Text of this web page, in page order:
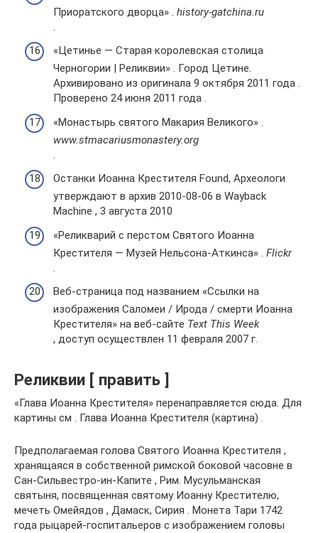
Приоратского дворца» . history-gatchina.ru
.
«Цетинье — Старая королевская столица
Черногории | Реликвии» . Город Цетине.
Архивировано из оригинала 9 октября 2011 года .
Проверено 24 июня 2011 года .
«Монастырь святого Макария Великого» .
www.stmacariusmonastery.org
.
Останки Иоанна Крестителя Found, Археологи
утверждают в архив 2010-08-06 в Wayback
Machine , 3 августа 2010
«Реликварий с перстом Святого Иоанна
Крестителя — Музей Нельсона-Аткинса» . Flickr
.
Веб-страница под названием «Ссылки на
изображения Саломеи / Ирода / смерти Иоанна
Крестителя» на веб-сайте Text This Week
, доступ осуществлен 11 февраля 2007 г.
Реликвии [ править ]
«Глава Иоанна Крестителя» перенаправляется сюда. Для
картины см . Глава Иоанна Крестителя (картина) .
Предполагаемая голова Святого Иоанна Крестителя ,
хранящаяся в собственной римской боковой часовне в
Сан-Сильвестро-ин-Капите , Рим. Мусульманская
святыня, посвященная святому Иоанну Крестителю,
мечеть Омейядов , Дамаск, Сирия . Монета Тари 1742
года рыцарей-госпитальеров с изображением головы